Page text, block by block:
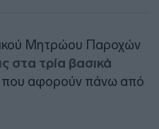
Μητρώου Παροχών
στα τρία βασικά
που αφορούν πάνω από